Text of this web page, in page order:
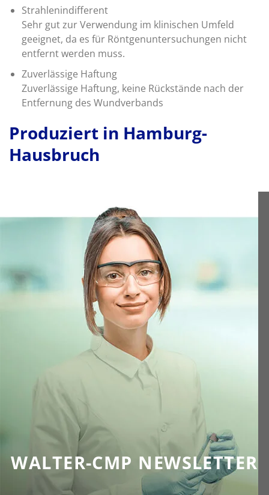
Strahlenindifferent
Sehr gut zur Verwendung im klinischen Umfeld
geeignet, da es für Röntgenuntersuchungen nicht
entfernt werden muss.
Zuverlässige Haftung
Zuverlässige Haftung, keine Rückstände nach der
Entfernung des Wundverbands
Produziert in Hamburg-
Hausbruch
WALTER-CMP NEWSLETTER